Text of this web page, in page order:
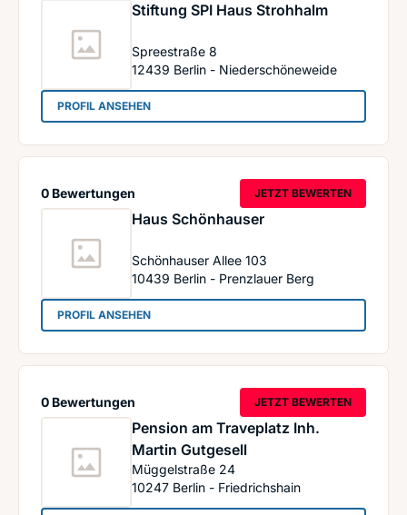
Stiftung SPI Haus Strohhalm
Spreestraße 8
12439 Berlin - Niederschöneweide
PROFIL ANSEHEN: Stiftung SPI Haus Strohhalm
Haus Schönhauser
Schönhauser Allee 103
10439 Berlin - Prenzlauer Berg
0 Bewertungen JETZT BEWERTEN
PROFIL ANSEHEN: Haus Schönhauser
Pension am Traveplatz Inh.
Martin Gutgesell
Müggelstraße 24
10247 Berlin - Friedrichshain
0 Bewertungen JETZT BEWERTEN